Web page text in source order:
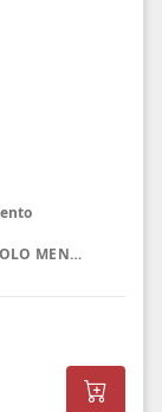
ENRICO COLLANTONI, ANGELA FAVARO, PAOLO MENEGUZZO, ELENA TENCONI